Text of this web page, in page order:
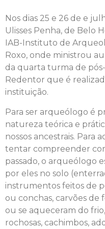
Nos dias 25 e 26 de e
Ulisses Penha, de Belo
IAB-Instituto de
Roxo, onde ministrou
da quarta turma de
Redentor que é
instituição.
Para ser arqueólogo é
natureza teórica e
nossos ancestrais. Para
tentar compreender
passado, o arqueólogo
por eles no solo
instrumentos feitos de
ou conchas, carvões de
ou se aqueceram do
rochosas, cachimbos,